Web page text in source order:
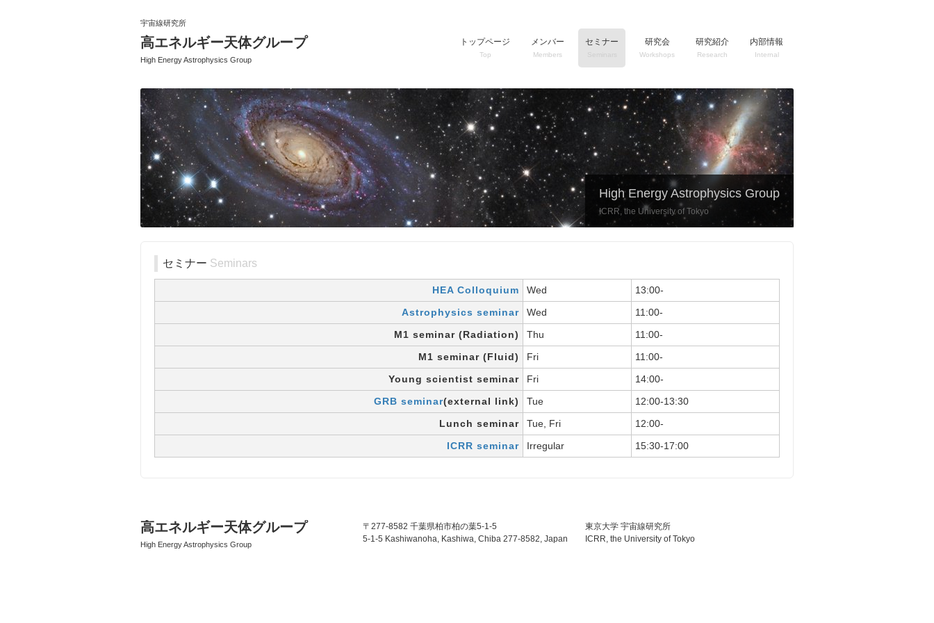
宇宙線研究所
高エネルギー天体グループ
High Energy Astrophysics Group
トップページ
Top
メンバー
Members
セミナー 研究会
Workshops
研究紹介
Research
内部情報
Internal
High Energy Astrophysics Group
ICRR, the University of Tokyo
セミナー Seminars
HEA Colloquium Wed
13:00-
Astrophysics seminar
Wed
11:00-
M1 seminar (Radiation)
Thu
11:00-
M1 seminar (Fluid)
Fri
11:00-
Young scientist seminar
Fri
14:00-
GRB seminar(external link) Tue
12:00-13:30
Lunch seminar
Tue, Fri
12:00-
ICRR seminar
Irregular 15:30-17:00
高エネルギー天体グループ
High Energy Astrophysics Group
〒277-8582 千葉県柏市柏の葉5-1-5
5-1-5 Kashiwanoha, Kashiwa, Chiba 277-8582, Japan
東京大学 宇宙線研究所
ICRR, the University of Tokyo